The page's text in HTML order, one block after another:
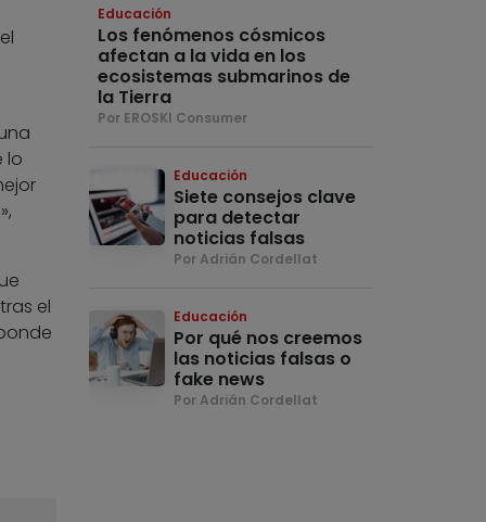
lo
el
Educación
Los fenómenos cósmicos
afectan a la vida en los
ecosistemas submarinos de
la Tierra
Por EROSKI Consumer
Educación
Siete consejos clave
para detectar
noticias falsas
Por Adrián Cordellat
Educación
Por qué nos creemos
las noticias falsas o
fake news
Por Adrián Cordellat